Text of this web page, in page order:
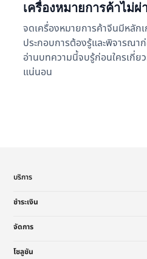
เครื่องหมายการค้าไม่ผ่
จดเครื่องหมายการค้าจีนมีหลั
ประกอบการต้องรู้และพิจารณาก่
อ่านบทความนี้จบรู้ก่อนใครเกี่ย
แน่นอน
บริการ
ชำระเงิน
จัดการ
โซลูชัน